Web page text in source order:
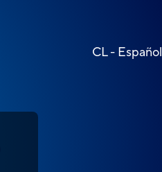
CL - Español